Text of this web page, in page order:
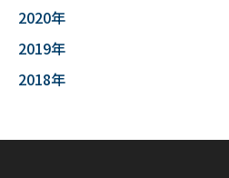
#シカン
2020年
2019年
2018年